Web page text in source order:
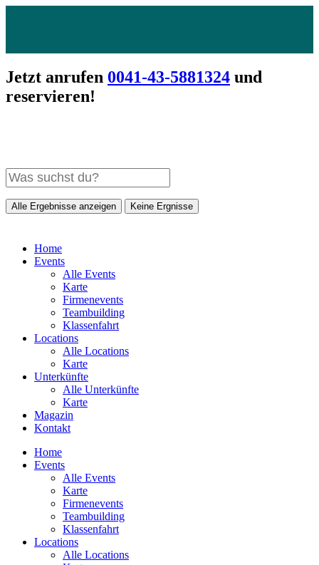
Jetzt anrufen 0041-43-5881324 und
reservieren!
Alle Ergebnisse anzeigen Keine Ergnisse
Home
Events
Alle Events
Karte
Firmenevents
Teambuilding
Klassenfahrt
Locations
Alle Locations
Karte
Unterkünfte
Alle Unterkünfte
Karte
Magazin
Kontakt
Home
Events
Alle Events
Karte
Firmenevents
Teambuilding
Klassenfahrt
Locations
Alle Locations